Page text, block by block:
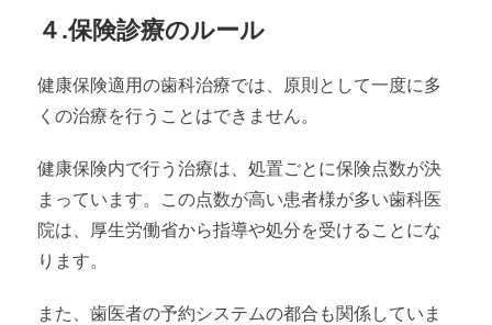
４.保険診療のルール
健康保険適用の歯科治療では、原則として一度に多
くの治療を行うことはできません。
健康保険内で行う治療は、処置ごとに保険点数が決
まっています。この点数が高い患者様が多い歯科医
院は、厚生労働省から指導や処分を受けることにな
ります。
また、歯医者の予約システムの都合も関係していま